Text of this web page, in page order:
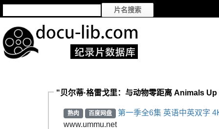
"贝尔蒂·格雷戈里：与动物零距离 Animals
熟肉 百度网盘
第一季全6集 英语中英双字
www.ummu.net